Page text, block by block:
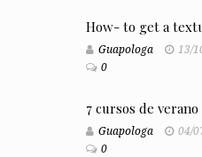
How- to get a
Guapologa 13/
0
7 cursos de
Guapologa 04/
0